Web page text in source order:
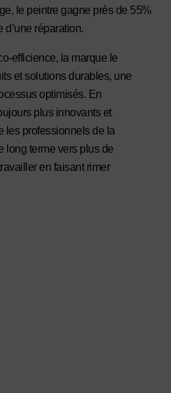
le peintre gagne près de 55%
d’une réparation.
efficience, la marque le
et solutions durables, une
optimisés. En
plus innovants et
les professionnels de la
long terme vers plus de
en faisant rimer